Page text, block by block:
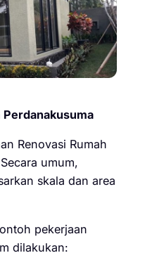
Perdanakusuma
Renovasi Rumah
umum,
skala dan area
pekerjaan
dilakukan: